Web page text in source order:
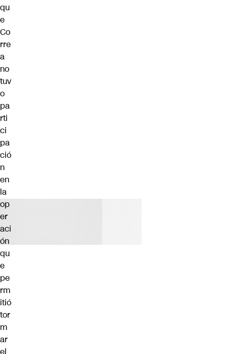
qu
e
Co
rre
a
no
tuv
o
pa
rti
ci
pa
ció
n
en
la
op
er
aci
ón
qu
e
pe
rm
itió
tor
m
ar